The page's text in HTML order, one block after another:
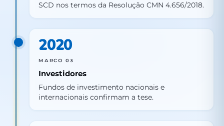
SCD nos termos da Resolução CMN 4.656/2018.
2020
MARCO 03
Investidores
Fundos de investimento nacionais e
internacionais confirmam a tese.